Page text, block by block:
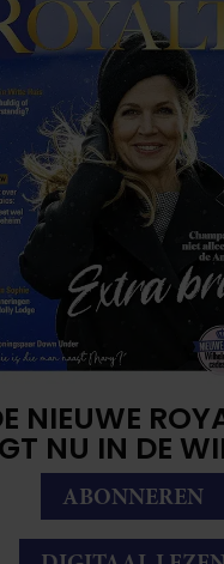
NIEUWE
NU IN DE
ABONNEREN